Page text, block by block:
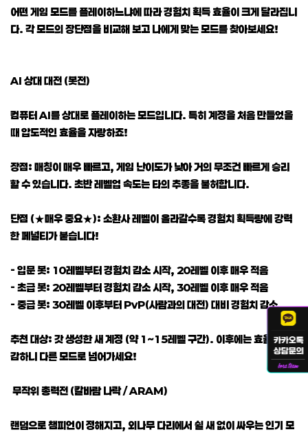
어떤 게임 모드를 플레이하느냐에 따라 경험치 획득 효율이 크게 달라집니
다. 각 모드의 장단점을 비교해 보고 나에게 맞는 모드를 찾아보세요!
AI 상대 대전 (봇전)
컴퓨터 AI를 상대로 플레이하는 모드입니다. 특히 계정을 처음 만들었을
때 압도적인 효율을 자랑하죠!
장점: 매칭이 매우 빠르고, 게임 난이도가 낮아 거의 무조건 빠르게 승리
할 수 있습니다. 초반 레벨업 속도는 타의 추종을 불허합니다.
단점 (★매우 중요★): 소환사 레벨이 올라갈수록 경험치 획득량에 강력
한 페널티가 붙습니다!
- 입문 봇: 10레벨부터 경험치 감소 시작, 20레벨 이후 매우 적음
- 초급 봇: 20레벨부터 경험치 감소 시작, 30레벨 이후 매우 적음
- 중급 봇: 30레벨 이후부터 PvP(사람과의 대전) 대비 경험치 감소
추천 대상: 갓 생성한 새 계정 (약 1~15레벨 구간). 이후에는 효율이 급
감하니 다른 모드로 넘어가세요!
무작위 총력전 (칼바람 나락 / ARAM)
랜덤으로 챔피언이 정해지고, 외나무 다리에서 쉴 새 없이 싸우는 인기 모